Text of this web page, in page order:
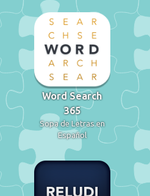
Word Search
365
Sopa de Letras en
Español